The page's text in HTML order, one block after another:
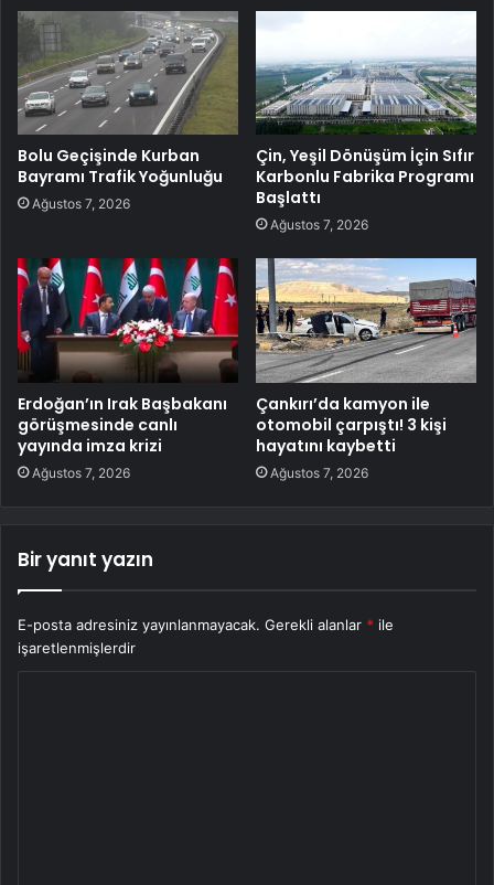
Bolu Geçişinde Kurban
Bayramı Trafik Yoğunluğu
Ağustos 7, 2026
Çin, Yeşil Dönüşüm İçin Sıfır
Karbonlu Fabrika Programı
Başlattı
Ağustos 7, 2026
Erdoğan’ın Irak Başbakanı
görüşmesinde canlı
yayında imza krizi
Ağustos 7, 2026
Çankırı’da kamyon ile
otomobil çarpıştı! 3 kişi
hayatını kaybetti
Ağustos 7, 2026
Bir yanıt yazın
E-posta adresiniz yayınlanmayacak. Gerekli alanlar * ile
işaretlenmişlerdir